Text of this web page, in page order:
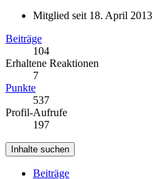
Mitglied seit 18. April 2013
Beiträge
104
Erhaltene Reaktionen
7
Punkte
537
Profil-Aufrufe
197
Inhalte suchen
Beiträge